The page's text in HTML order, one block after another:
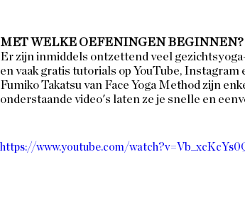
MET WELKE OEFENINGEN BEGINNEN?
Er zijn inmiddels ontzettend veel
en vaak gratis tutorials op YouTube,
Fumiko Takatsu van Face Yoga Method zijn
onderstaande video's laten ze je snelle en
https://www.youtube.com/